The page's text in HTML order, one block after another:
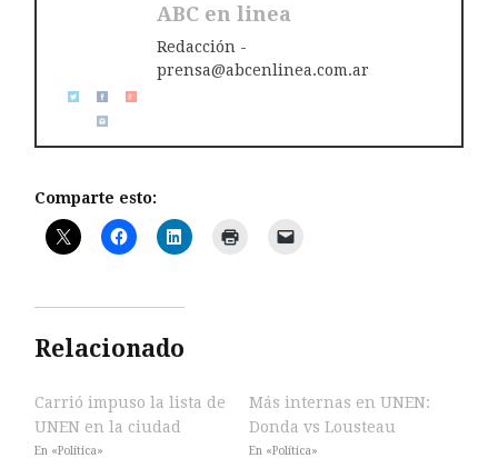
ABC en linea
Redacción -
prensa@abcenlinea.com.ar
Comparte esto:
Relacionado
Carrió impuso la lista de
UNEN en la ciudad
En «Política»
Más internas en UNEN:
Donda vs Lousteau
En «Política»